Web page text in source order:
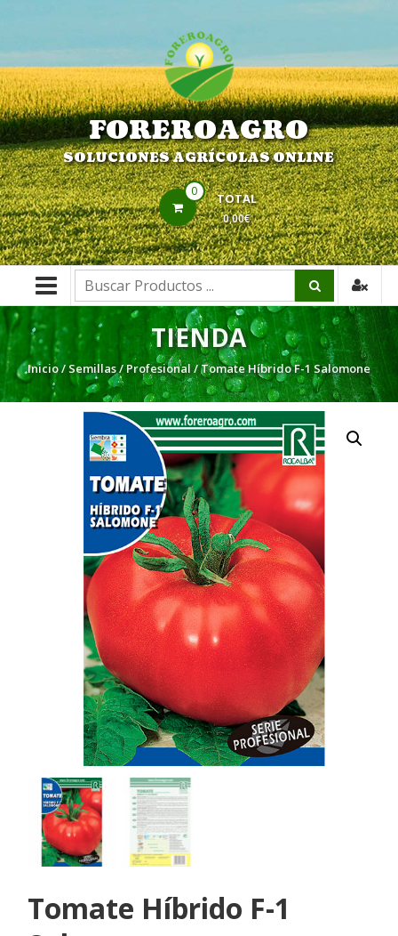
FOREROAGRO
SOLUCIONES AGRÍCOLAS ONLINE
0 TOTAL
0,00€
Buscar:
TIENDA
Inicio/Semillas/Profesional/ Tomate Híbrido F-1 Salomone
Tomate Híbrido F-1